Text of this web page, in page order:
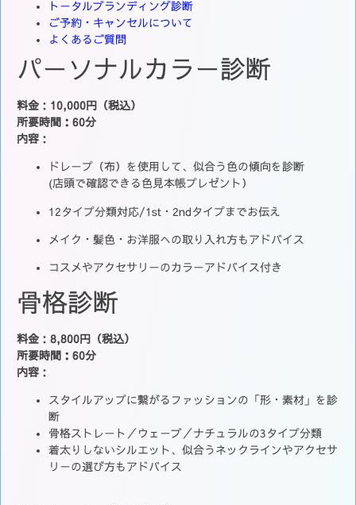
トータルブランディング診断
ご予約・キャンセルについて
よくあるご質問
パーソナルカラー診断
料金： 10,000円（税込）
所要時間：60分
内容 ：
ドレープ（布）を使用して、似合う色の傾向を診断
(店頭で確認できる色見本帳プレゼント）
12タイプ分類対応/1st・2ndタイプまでお伝え
メイク・髪色・お洋服への取り入れ方もアドバイス
コスメやアクセサリーのカラーアドバイス付き
骨格診断
料金： 8,800円（税込）
所要時間：60分
内容 ：
スタイルアップに繋がるファッションの「形・素材」を診
断
骨格ストレート／ウェーブ／ナチュラルの3タイプ分類
着太りしないシルエット、似合うネックラインやアクセサ
リーの選び方もアドバイス